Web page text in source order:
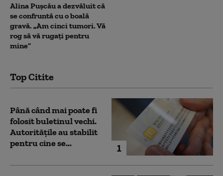
Alina Pușcău a dezvăluit că
se confruntă cu o boală
gravă. „Am cinci tumori. Vă
rog să vă rugați pentru
mine”
Top Citite
1
Până când mai poate fi
folosit buletinul vechi.
Autoritățile au stabilit
pentru cine se...